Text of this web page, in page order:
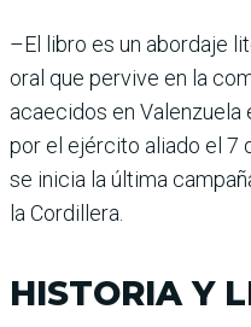
–El libro es un abordaje
oral que pervive en la
acaecidos en Valenzuela
por el ejército aliado el 7
se inicia la última
la Cordillera.
HISTORIA Y